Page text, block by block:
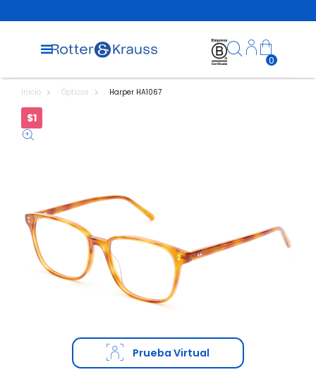
0
Inicio Ópticos Harper HA1067
$1
Prueba Virtual